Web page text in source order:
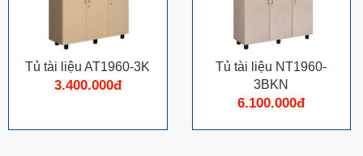
Tủ tài liệu AT1960-3K
3.400.000đ
Tủ tài liệu NT1960-
3BKN
6.100.000đ